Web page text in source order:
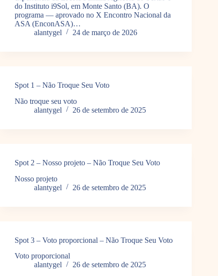
do Instituto i9Sol, em Monte Santo (BA). O
programa — aprovado no X Encontro Nacional da
ASA (EnconASA)…
alantygel
24 de março de 2026
Spot 1 – Não Troque Seu Voto
Não troque seu voto
alantygel
26 de setembro de 2025
Spot 2 – Nosso projeto – Não Troque Seu Voto
Nosso projeto
alantygel
26 de setembro de 2025
Spot 3 – Voto proporcional – Não Troque Seu Voto
Voto proporcional
alantygel
26 de setembro de 2025